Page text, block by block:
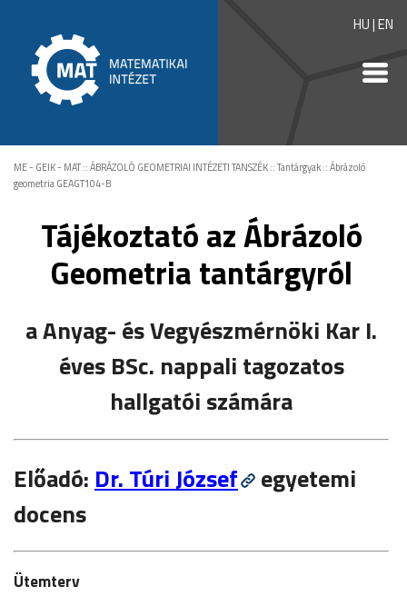
HU|EN
ME - GEIK - MAT::ÁBRÁZOLÓ GEOMETRIAI INTÉZETI TANSZÉK::Tantárgyak::Ábrázoló
geometria GEAGT104-B
Tájékoztató az Ábrázoló
Geometria tantárgyról
a Anyag- és Vegyészmérnöki Kar I.
éves BSc. nappali tagozatos
hallgatói számára
Előadó: Dr. Túri József
egyetemi
docens
Ütemterv